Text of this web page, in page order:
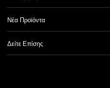
Νέα Προϊόντα
Δείτε Επίσης